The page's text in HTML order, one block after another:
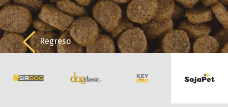
Regreso